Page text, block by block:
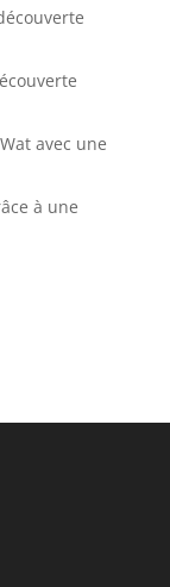
avec une
à une